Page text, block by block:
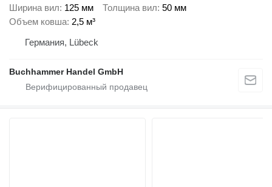
Ширина вил 125 мм Толщина вил 50 мм
Объем ковша 2,5 м³
Германия, Lübeck
Buchhammer Handel GmbH